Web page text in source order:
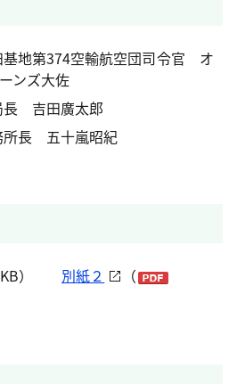
基地第374空輸航空団司令官 オ
ンズ大佐
長 吉田廣太郎
所長 五十嵐昭紀
） 別紙２
（